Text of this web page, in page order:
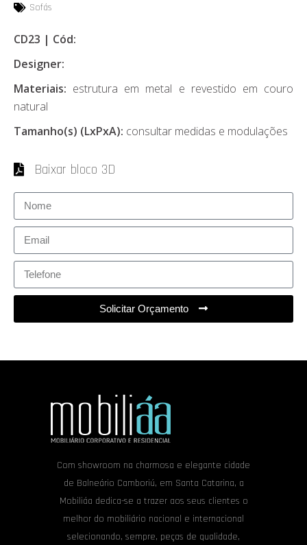
Sofás
CD23 | Cód:
Designer:
Materiais: estrutura em metal e revestido em couro
natural
Tamanho(s) (LxPxA): consultar medidas e modulações
Baixar bloco 3D
Solicitar Orçamento
Com showroom na charmosa e elegante cidade
de Balneário Camboriú, em Santa Catarina, a
Mobiliáa dedica-se a trazer aos seus clientes o
melhor do mobiliário nacional e internacional
selecionando, sempre, peças de qualidade,